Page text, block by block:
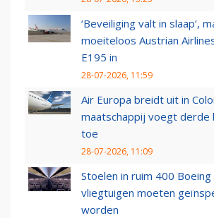
‘Beveiliging valt in slaap’,
moeiteloos Austrian
E195 in
28-07-2026, 11:59
Air Europa breidt uit in
maatschappij voegt derde
toe
28-07-2026, 11:09
Stoelen in ruim 400 Boeing
vliegtuigen moeten
worden